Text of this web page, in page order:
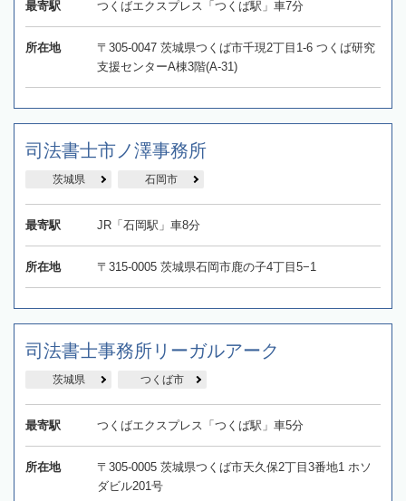
最寄駅 つくばエクスプレス「つくば駅」車7分
所在地
〒305-0047 茨城県つくば市千現2丁目1-6 つくば研究
支援センターA棟3階(A-31)
司法書士市ノ澤事務所
茨城県 石岡市
最寄駅 JR「石岡駅」車8分
所在地 〒315-0005 茨城県石岡市鹿の子4丁目5−1
司法書士事務所リーガルアーク
茨城県 つくば市
最寄駅 つくばエクスプレス「つくば駅」車5分
所在地
〒305-0005 茨城県つくば市天久保2丁目3番地1 ホソ
ダビル201号